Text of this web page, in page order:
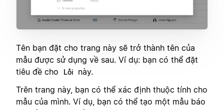
Tên bạn đặt cho trang này sẽ trở thành tên của
mẫu được sử dụng về sau. Ví dụ: bạn có thể đặt
tiêu đề cho
Lỗi
này.
Trên trang này, bạn có thể xác định thuộc tính cho
mẫu của mình. Ví dụ, bạn có thể tạo một mẫu báo